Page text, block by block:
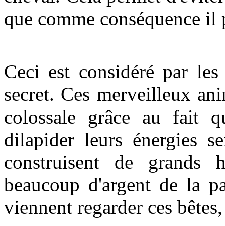
que comme conséquence il
Ceci est considéré par
secret. Ces merveilleux
colossale grâce au fait
dilapider leurs énergies
construisent de grands
beaucoup d'argent de la
viennent regarder ces